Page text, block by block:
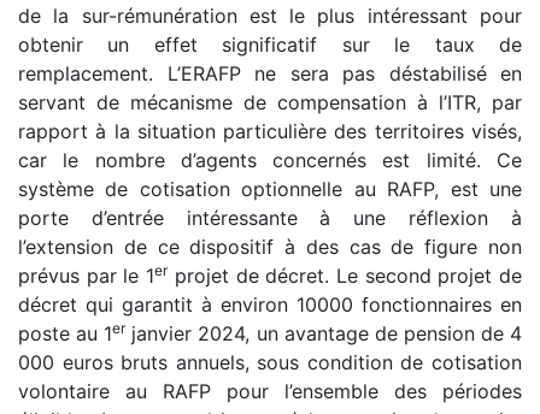
de la sur-rémunération est le plus intéressant pour
obtenir un effet significatif sur le taux de
remplacement. L’ERAFP ne sera pas déstabilisé en
servant de mécanisme de compensation à l’ITR, par
rapport à la situation particulière des territoires visés,
car le nombre d’agents concernés est limité. Ce
système de cotisation optionnelle au RAFP, est une
porte d’entrée intéressante à une réflexion à
l’extension de ce dispositif à des cas de figure non
prévus par le 1erprojet de décret. Le second projet de
décret qui garantit à environ 10000 fonctionnaires en
poste au 1erjanvier 2024, un avantage de pension de 4
000 euros bruts annuels, sous condition de cotisation
volontaire au RAFP pour l’ensemble des périodes